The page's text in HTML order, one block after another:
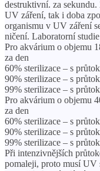
destruktivní. za
UV záření, tak i doba
organismu v UV záření
ničení. Laboratorní
Pro akvárium o objemu
za den
60% sterilizace – s
90% sterilizace – s
99% sterilizace – s
Pro akvárium o objemu
za den
60% sterilizace – s
90% sterilizace – s
99% sterilizace – s
Při intenzivnějších
pomaleji, proto musí UV